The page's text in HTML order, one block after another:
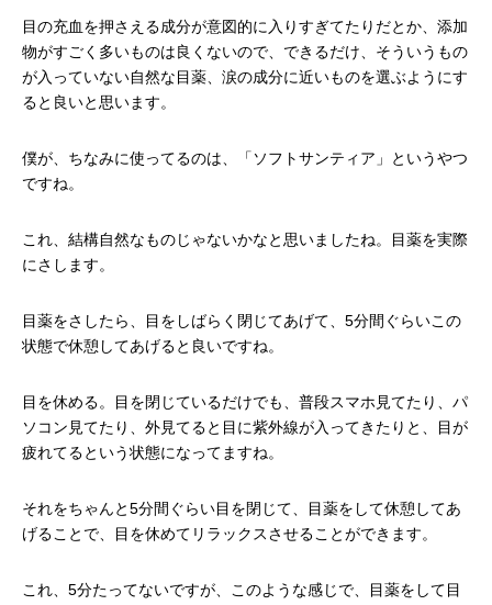
目の充血を押さえる成分が意図的に入りすぎてたりだとか、添加
物がすごく多いものは良くないので、できるだけ、そういうもの
が入っていない自然な目薬、涙の成分に近いものを選ぶようにす
ると良いと思います。
僕が、ちなみに使ってるのは、「ソフトサンティア」というやつ
ですね。
これ、結構自然なものじゃないかなと思いましたね。目薬を実際
にさします。
目薬をさしたら、目をしばらく閉じてあげて、5分間ぐらいこの
状態で休憩してあげると良いですね。
目を休める。目を閉じているだけでも、普段スマホ見てたり、パ
ソコン見てたり、外見てると目に紫外線が入ってきたりと、目が
疲れてるという状態になってますね。
それをちゃんと5分間ぐらい目を閉じて、目薬をして休憩してあ
げることで、目を休めてリラックスさせることができます。
これ、5分たってないですが、このような感じで、目薬をして目